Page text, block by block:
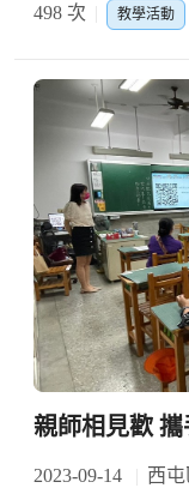
498 次
教學活動
親師相見歡
2023-09-14 西